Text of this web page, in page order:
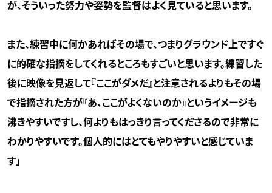
が、そういった努力や姿勢を監督はよく見ていると思います。
また、練習中に何かあればその場で、つまりグラウンド上ですぐ
に的確な指摘をしてくれるところもすごいと思います。練習した
後に映像を見返して『ここがダメだ』と注意されるよりもその場
で指摘された方が『あ、ここがよくないのか』というイメージも
沸きやすいですし、何よりもはっきり言ってくださるので非常に
わかりやすいです。個人的にはとてもやりやすいと感じていま
す」